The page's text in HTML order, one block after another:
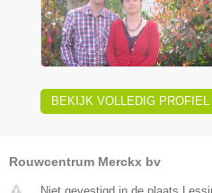
BEKIJK VOLLEDIG PROFIEL
Rouwcentrum Merckx bv